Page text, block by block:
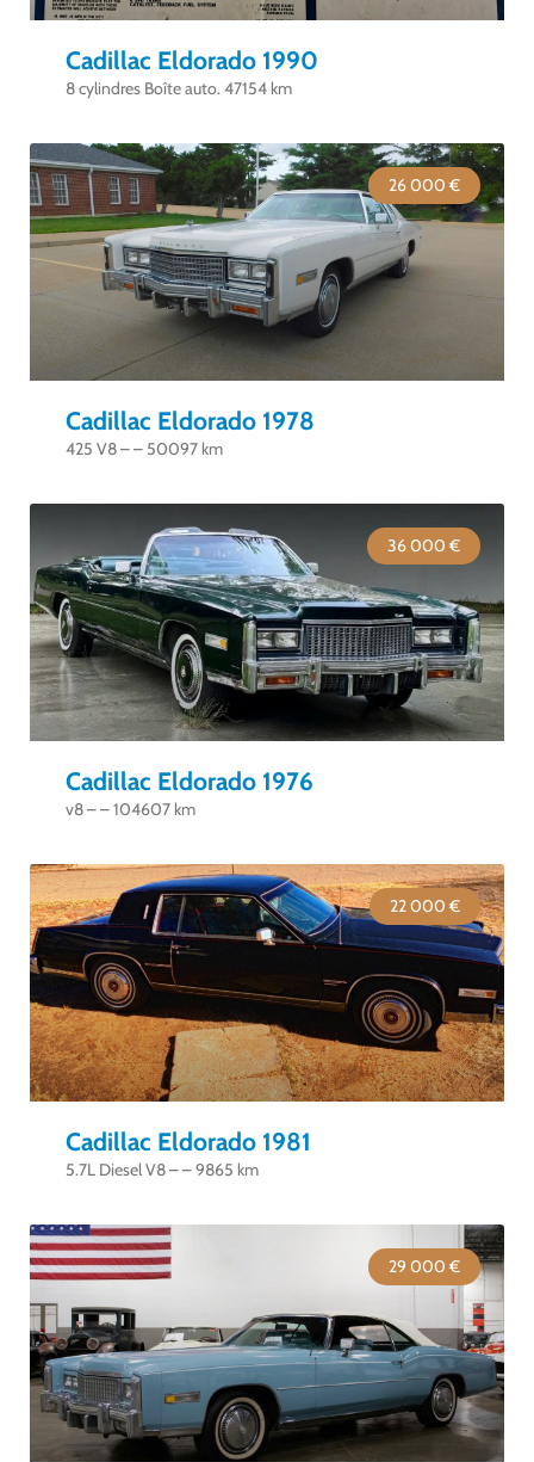
Cadillac Eldorado 1990
8 cylindres Boîte auto. 47154 km
26 000 €
Cadillac Eldorado 1978
425 V8 – – 50097 km
36 000 €
Cadillac Eldorado 1976
v8 – – 104607 km
22 000 €
Cadillac Eldorado 1981
5.7L Diesel V8 – – 9865 km
29 000 €